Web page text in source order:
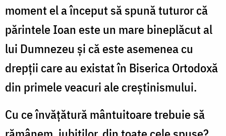
moment el a început să spună tuturor că
părintele Ioan este un mare bineplăcut al
lui Dumnezeu şi că este asemenea cu
drepţii care au existat în Biserica Ortodoxă
din primele veacuri ale creştinismului.
Cu ce învăţătură mântuitoare trebuie să